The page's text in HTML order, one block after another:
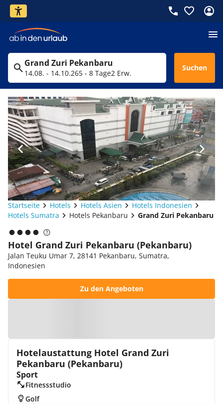
Grand Zuri Pekanbaru
14.08. - 14.10.265 - 8 Tage2 Erw.
Suchen
Startseite Hotels Hotels Asien
Hotels Indonesien
Hotels Sumatra
Hotels Pekanbaru Grand Zuri Pekanbaru
Hotel Grand Zuri Pekanbaru (Pekanbaru)
Jalan Teuku Umar 7, 28141 Pekanbaru, Sumatra,
Indonesien
Zu den Angeboten
Hotelaustattung Hotel Grand Zuri
Pekanbaru (Pekanbaru)
Sport
Fitnessstudio
Golf